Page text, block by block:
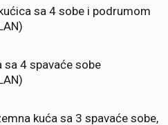
sa 4 sobe i podrumom
sa 4 spavaće sobe
kuća sa 3 spavaće sobe,